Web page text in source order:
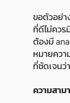
ขอตัวอย่า
ที่ดีไม่ควร
ต้องมี
หมายควา
ที่ชัดเจนว่
ความสา